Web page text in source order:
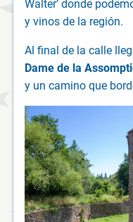
Walter’ donde
y vinos de la región.
Al final de la calle
Dame de la
y un camino que